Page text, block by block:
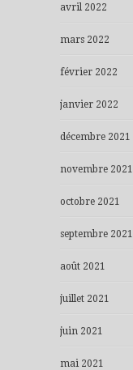
avril 2022
mars 2022
février 2022
janvier 2022
décembre 2021
novembre 2021
octobre 2021
septembre 2021
août 2021
juillet 2021
juin 2021
mai 2021